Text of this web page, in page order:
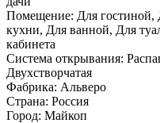
Помещение: Для гостиной,
кухни, Для ванной, Для
кабинета
Система открывания:
Двухстворчатая
Фабрика: Альверо
Страна: Россия
Город: Майкоп